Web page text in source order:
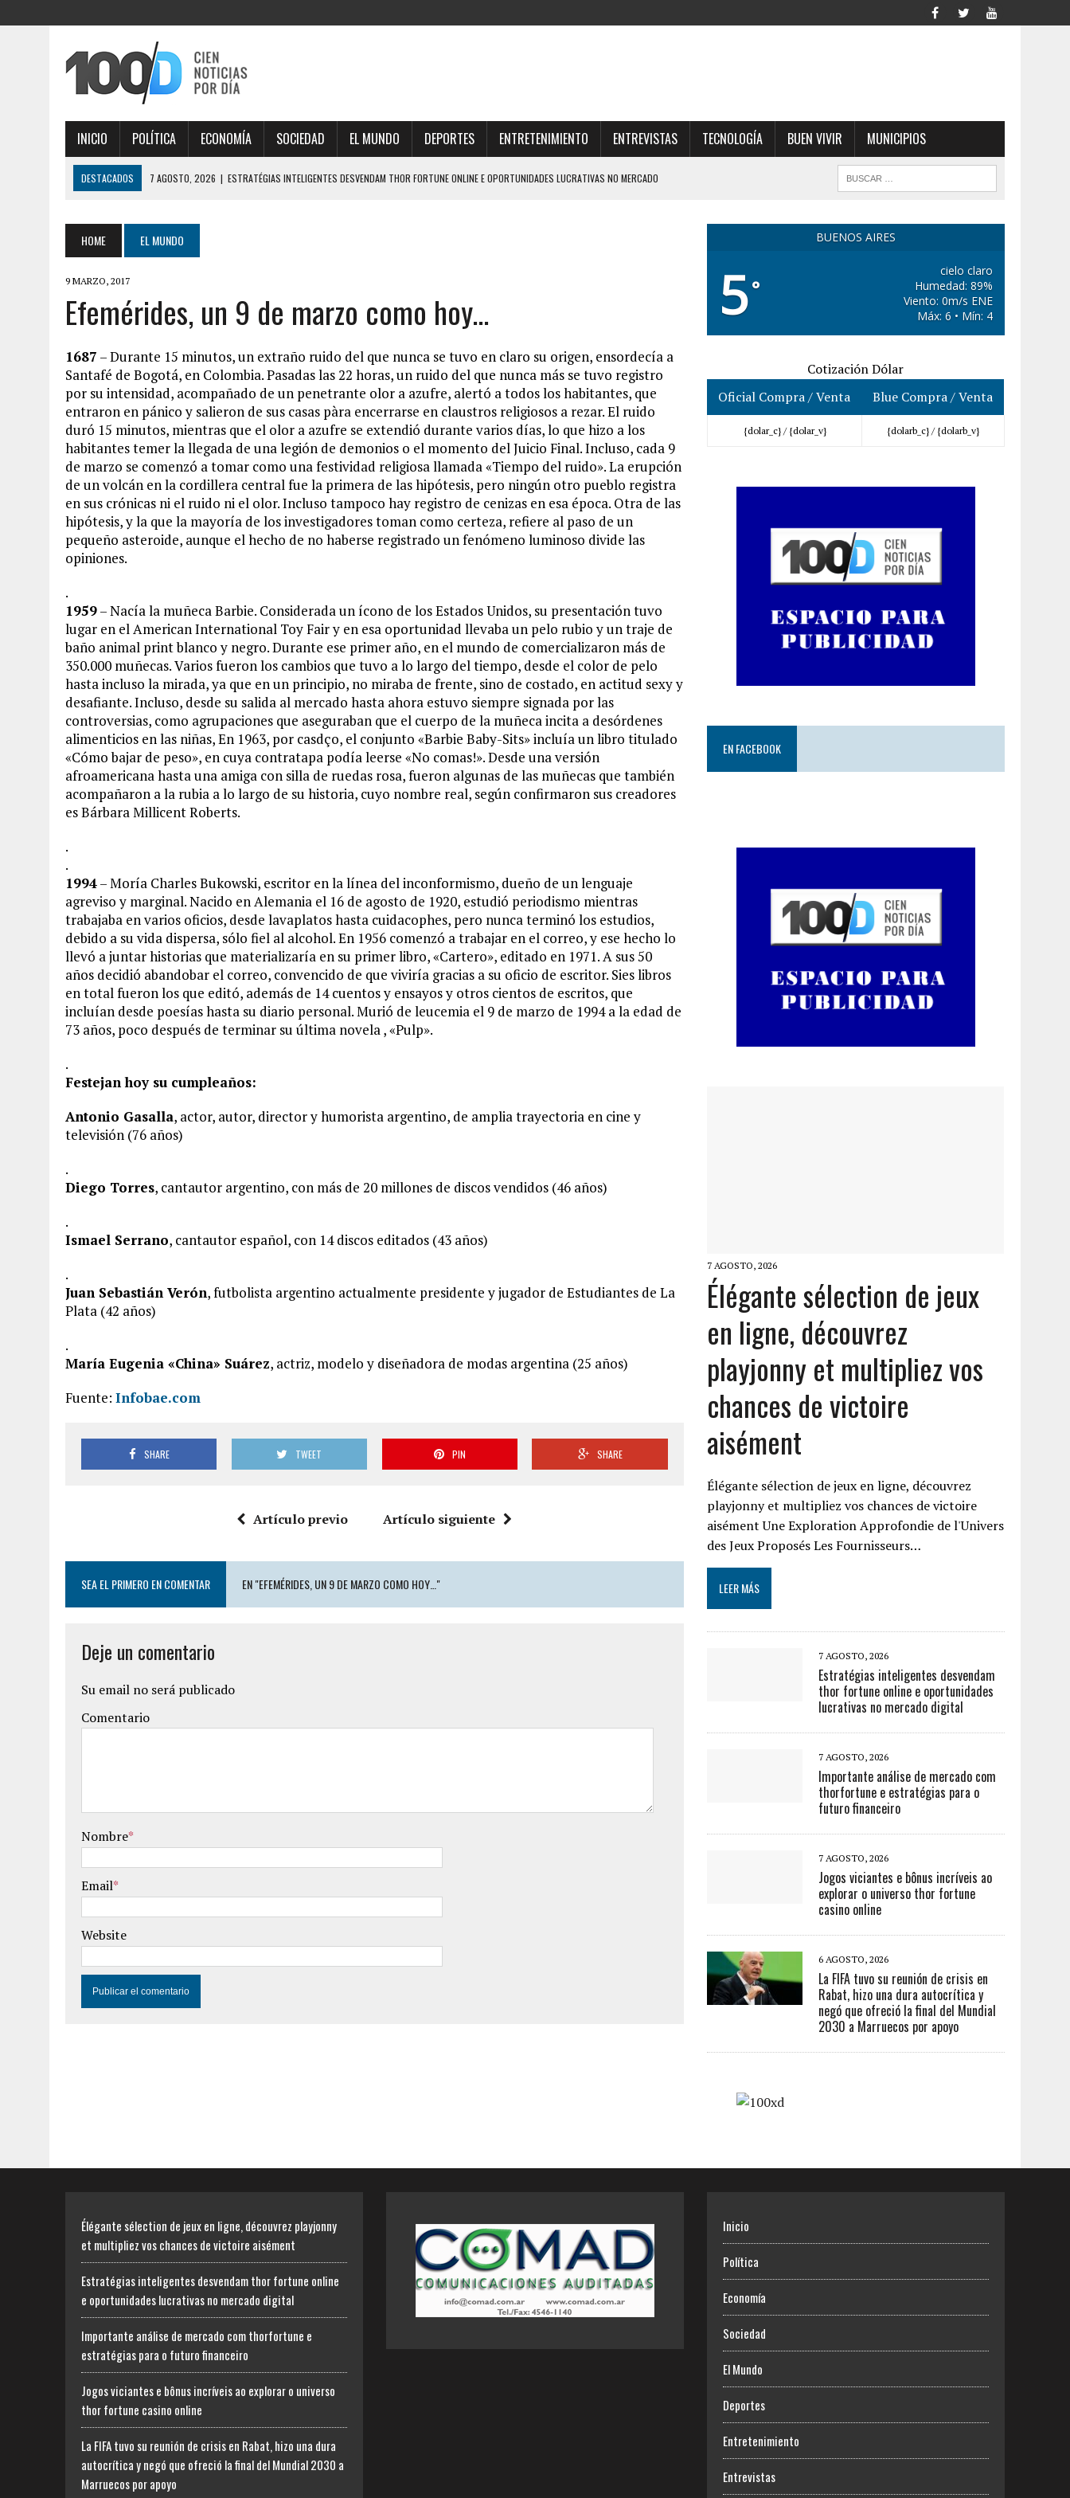
INICIO POLÍTICA ECONOMÍA SOCIEDAD EL MUNDO DEPORTES ENTRETENIMIENTO ENTREVISTAS TECNOLOGÍA BUEN VIVIR MUNICIPIOS
DESTACADOS 7 AGOSTO, 2026 | ESTRATÉGIAS INTELIGENTES DESVENDAM THOR FORTUNE ONLINE E OPORTUNIDADES LUCRATIVAS NO MERCADO
7 AGOSTO, 2026 | JOGOS VICIANTES E BÔNUS INCRÍVEIS AO EXPLORAR O UNIVERSO THOR FORTUNE CASINO ONLINE
6 AGOSTO, 2026
MARRUECOS POR APOYO
HOME EL MUNDO
9 MARZO, 2017
Efemérides, un 9 de marzo como hoy…
1687 – Durante 15 minutos, un extraño ruido del que nunca se tuvo en claro su origen, ensordecía a
Santafé de Bogotá, en Colombia. Pasadas las 22 horas, un ruido del que nunca más se tuvo registro
por su intensidad, acompañado de un penetrante olor a azufre, alertó a todos los habitantes, que
entraron en pánico y salieron de sus casas pàra encerrarse en claustros religiosos a rezar. El ruido
duró 15 minutos, mientras que el olor a azufre se extendió durante varios días, lo que hizo a los
habitantes temer la llegada de una legión de demonios o el momento del Juicio Final. Incluso, cada 9
de marzo se comenzó a tomar como una festividad religiosa llamada «Tiempo del ruido». La erupción
de un volcán en la cordillera central fue la primera de las hipótesis, pero ningún otro pueblo registra
en sus crónicas ni el ruido ni el olor. Incluso tampoco hay registro de cenizas en esa época. Otra de las
hipótesis, y la que la mayoría de los investigadores toman como certeza, refiere al paso de un
pequeño asteroide, aunque el hecho de no haberse registrado un fenómeno luminoso divide las
opiniones.
.
1959– Nacía la muñeca Barbie. Considerada un ícono de los Estados Unidos, su presentación tuvo
lugar en el American International Toy Fair y en esa oportunidad llevaba un pelo rubio y un traje de
baño animal print blanco y negro. Durante ese primer año, en el mundo de comercializaron más de
350.000 muñecas. Varios fueron los cambios que tuvo a lo largo del tiempo, desde el color de pelo
hasta incluso la mirada, ya que en un principio, no miraba de frente, sino de costado, en actitud sexy y
desafiante. Incluso, desde su salida al mercado hasta ahora estuvo siempre signada por las
controversias, como agrupaciones que aseguraban que el cuerpo de la muñeca incita a desórdenes
alimenticios en las niñas, En 1963, por casdço, el conjunto «Barbie Baby-Sits» incluía un libro titulado
«Cómo bajar de peso», en cuya contratapa podía leerse «No comas!». Desde una versión
afroamericana hasta una amiga con silla de ruedas rosa, fueron algunas de las muñecas que también
acompañaron a la rubia a lo largo de su historia, cuyo nombre real, según confirmaron sus creadores
es Bárbara Millicent Roberts.
.
.
1994– Moría Charles Bukowski, escritor en la línea del inconformismo, dueño de un lenguaje
agreviso y marginal. Nacido en Alemania el 16 de agosto de 1920, estudió periodismo mientras
trabajaba en varios oficios, desde lavaplatos hasta cuidacophes, pero nunca terminó los estudios,
debido a su vida dispersa, sólo fiel al alcohol. En 1956 comenzó a trabajar en el correo, y ese hecho lo
llevó a juntar historias que materializaría en su primer libro, «Cartero», editado en 1971. A sus 50
años decidió abandobar el correo, convencido de que viviría gracias a su oficio de escritor. Sies libros
en total fueron los que editó, además de 14 cuentos y ensayos y otros cientos de escritos, que
incluían desde poesías hasta su diario personal. Murió de leucemia el 9 de marzo de 1994 a la edad de
73 años, poco después de terminar su última novela , «Pulp».
.
Festejan hoy su cumpleaños:
Antonio Gasalla, actor, autor, director y humorista argentino, de amplia trayectoria en cine y
televisión (76 años)
.
Diego Torres, cantautor argentino, con más de 20 millones de discos vendidos (46 años)
.
Ismael Serrano, cantautor español, con 14 discos editados (43 años)
.
Juan Sebastián Verón, futbolista argentino actualmente presidente y jugador de Estudiantes de La
Plata (42 años)
.
María Eugenia «China» Suárez, actriz, modelo y diseñadora de modas argentina (25 años)
Fuente: Infobae.com
SHARE TWEET PIN SHARE
Artículo previo Artículo siguiente
SEA EL PRIMERO EN COMENTAR EN "EFEMÉRIDES, UN 9 DE MARZO COMO HOY…"
Deje un comentario
Su email no será publicado
Comentario
Nombre*
Email*
Website
BUENOS AIRES
5°
cielo claro
Humedad: 89%
Viento: 0m/s ENE
Máx: 6 • Mín: 4
Cotización Dólar
Oficial Compra / Venta
Blue Compra / Venta
{dolar_c} / {dolar_v} {dolarb_c} / {dolarb_v}
EN FACEBOOK
7 AGOSTO, 2026
Élégante sélection de jeux
en ligne, découvrez
playjonny et multipliez vos
chances de victoire
aisément
Élégante sélection de jeux en ligne, découvrez
playjonny et multipliez vos chances de victoire
aisément Une Exploration Approfondie de l'Univers
des Jeux Proposés Les Fournisseurs…
LEER MÁS
7 AGOSTO, 2026
Estratégias inteligentes desvendam
thor fortune online e oportunidades
lucrativas no mercado digital
7 AGOSTO, 2026
Importante análise de mercado com
thorfortune e estratégias para o
futuro financeiro
7 AGOSTO, 2026
Jogos viciantes e bônus incríveis ao
explorar o universo thor fortune
casino online
6 AGOSTO, 2026
La FIFA tuvo su reunión de crisis en
Rabat, hizo una dura autocrítica y
negó que ofreció la final del Mundial
2030 a Marruecos por apoyo
Élégante sélection de jeux en ligne, découvrez playjonny
et multipliez vos chances de victoire aisément
Estratégias inteligentes desvendam thor fortune online
e oportunidades lucrativas no mercado digital
Importante análise de mercado com thorfortune e
estratégias para o futuro financeiro
Jogos viciantes e bônus incríveis ao explorar o universo
thor fortune casino online
La FIFA tuvo su reunión de crisis en Rabat, hizo una dura
autocrítica y negó que ofreció la final del Mundial 2030 a
Marruecos por apoyo
Inicio
Política
Economía
Sociedad
El Mundo
Deportes
Entretenimiento
Entrevistas